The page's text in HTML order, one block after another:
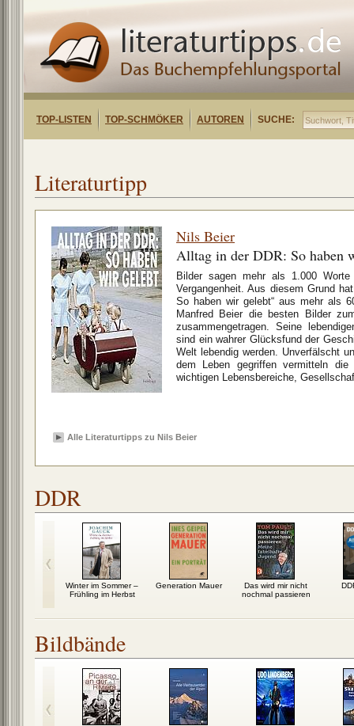
TOP-LISTEN TOP-SCHMÖKER AUTOREN SUCHE:
Literaturtipp
Nils Beier
Alltag in der DDR: So haben
Bilder sagen mehr als 1.000
Vergangenheit. Aus diesem Grund
So haben wir gelebt“ aus mehr als
Manfred Beier die besten Bilder
zusammengetragen. Seine
sind ein wahrer Glücksfund der
Welt lebendig werden. Unverfälscht
dem Leben gegriffen vermitteln
wichtigen Lebensbereiche,
Alle Literaturtipps zu Nils Beier
DDR
Winter im Sommer –
Frühling im Herbst
Generation Mauer
Das wird mir nicht
nochmal passieren
Bildbände